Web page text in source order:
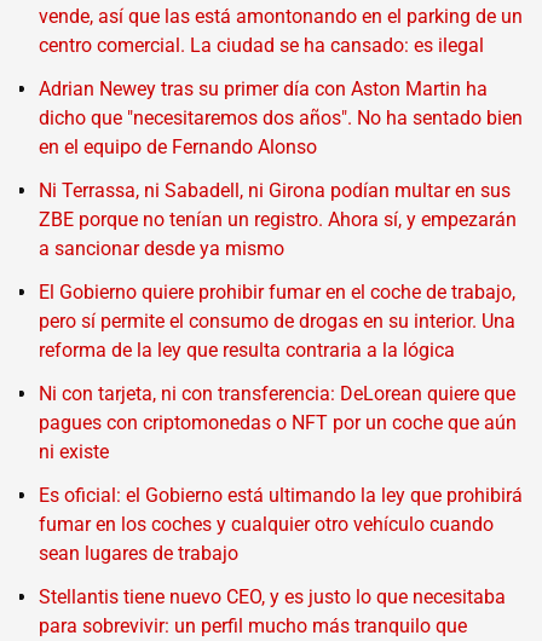
vende, así que las está amontonando en el parking de un
centro comercial. La ciudad se ha cansado: es ilegal
Adrian Newey tras su primer día con Aston Martin ha
dicho que "necesitaremos dos años". No ha sentado bien
en el equipo de Fernando Alonso
Ni Terrassa, ni Sabadell, ni Girona podían multar en sus
ZBE porque no tenían un registro. Ahora sí, y empezarán
a sancionar desde ya mismo
El Gobierno quiere prohibir fumar en el coche de trabajo,
pero sí permite el consumo de drogas en su interior. Una
reforma de la ley que resulta contraria a la lógica
Ni con tarjeta, ni con transferencia: DeLorean quiere que
pagues con criptomonedas o NFT por un coche que aún
ni existe
Es oficial: el Gobierno está ultimando la ley que prohibirá
fumar en los coches y cualquier otro vehículo cuando
sean lugares de trabajo
Stellantis tiene nuevo CEO, y es justo lo que necesitaba
para sobrevivir: un perfil mucho más tranquilo que